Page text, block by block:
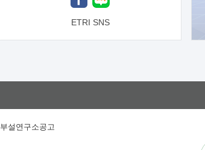
ETRI SNS
부설연구소공고